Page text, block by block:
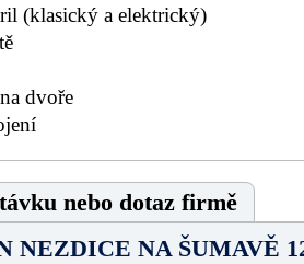
(klasický a elektrický)
dvoře
nebo dotaz firmě
NEZDICE NA ŠUMAVĚ